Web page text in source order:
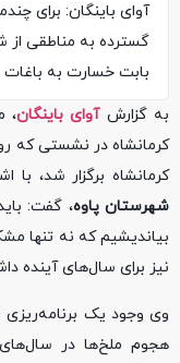
آوای باینگان: برای
گسترده به مناطقی از
بابت خسارت به باغات
به گزارشآوای باینگان،
کرمانشاه در نشستی که
کرمانشاه برگزار شد،
شهرستان پاوه، گفت:
بیاندیشیم که نه تنها
نیز برای سال‌های آینده
وی وجود یک برنامه‌ریزی
هجوم ملخ‌ها در